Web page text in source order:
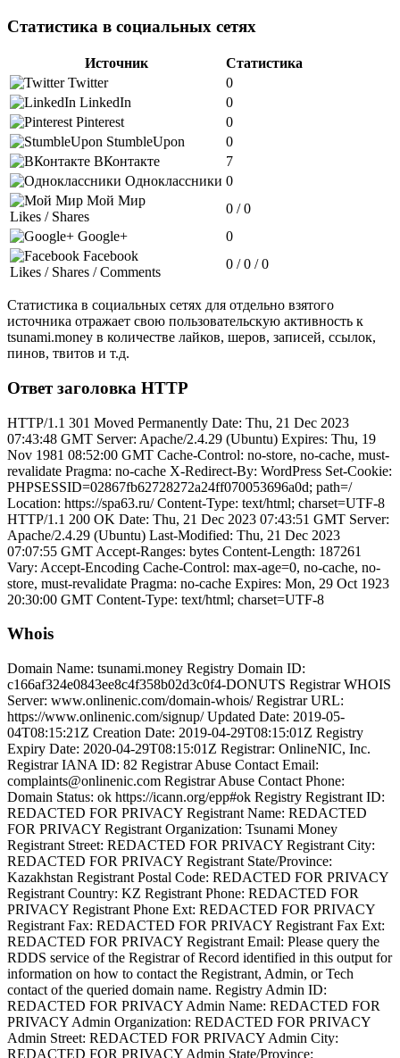
Статистика в социальных сетях
Источник
Статистика
Twitter
0
LinkedIn
0
Pinterest
0
StumbleUpon
0
ВКонтакте
7
Одноклассники 0
Мой Мир
Likes / Shares
0 / 0
Google+
0
Facebook
Likes / Shares / Comments
0 / 0 / 0
Статистика в социальных сетях для отдельно взятого
источника отражает свою пользовательскую активность к
tsunami.money в количестве лайков, шеров, записей, ссылок,
пинов, твитов и т.д.
Ответ заголовка HTTP
HTTP/1.1 301 Moved Permanently Date: Thu, 21 Dec 2023
07:43:48 GMT Server: Apache/2.4.29 (Ubuntu) Expires: Thu, 19
Nov 1981 08:52:00 GMT Cache-Control: no-store, no-cache, must-
revalidate Pragma: no-cache X-Redirect-By: WordPress Set-Cookie:
PHPSESSID=02867fb62728272a24ff070053696a0d; path=/
Location: https://spa63.ru/ Content-Type: text/html; charset=UTF-8
HTTP/1.1 200 OK Date: Thu, 21 Dec 2023 07:43:51 GMT Server:
Apache/2.4.29 (Ubuntu) Last-Modified: Thu, 21 Dec 2023
07:07:55 GMT Accept-Ranges: bytes Content-Length: 187261
Vary: Accept-Encoding Cache-Control: max-age=0, no-cache, no-
store, must-revalidate Pragma: no-cache Expires: Mon, 29 Oct 1923
20:30:00 GMT Content-Type: text/html; charset=UTF-8
Whois
Domain Name: tsunami.money Registry Domain ID:
c166af324e0843ee8c4f358b02d3c0f4-DONUTS Registrar WHOIS
Server: www.onlinenic.com/domain-whois/ Registrar URL:
https://www.onlinenic.com/signup/ Updated Date: 2019-05-
04T08:15:21Z Creation Date: 2019-04-29T08:15:01Z Registry
Expiry Date: 2020-04-29T08:15:01Z Registrar: OnlineNIC, Inc.
Registrar IANA ID: 82 Registrar Abuse Contact Email:
complaints@onlinenic.com Registrar Abuse Contact Phone:
Domain Status: ok https://icann.org/epp#ok Registry Registrant ID:
REDACTED FOR PRIVACY Registrant Name: REDACTED
FOR PRIVACY Registrant Organization: Tsunami Money
Registrant Street: REDACTED FOR PRIVACY Registrant City:
REDACTED FOR PRIVACY Registrant State/Province:
Kazakhstan Registrant Postal Code: REDACTED FOR PRIVACY
Registrant Country: KZ Registrant Phone: REDACTED FOR
PRIVACY Registrant Phone Ext: REDACTED FOR PRIVACY
Registrant Fax: REDACTED FOR PRIVACY Registrant Fax Ext:
REDACTED FOR PRIVACY Registrant Email: Please query the
RDDS service of the Registrar of Record identified in this output for
information on how to contact the Registrant, Admin, or Tech
contact of the queried domain name. Registry Admin ID:
REDACTED FOR PRIVACY Admin Name: REDACTED FOR
PRIVACY Admin Organization: REDACTED FOR PRIVACY
Admin Street: REDACTED FOR PRIVACY Admin City:
REDACTED FOR PRIVACY Admin State/Province: